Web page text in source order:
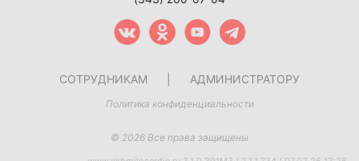
СОТРУДНИКАМ АДМИНИСТРАТОРУ
Политика конфиденциальности
© 2026 Все права защищены